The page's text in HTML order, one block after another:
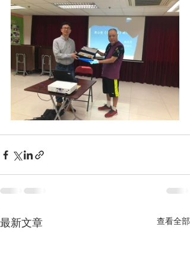
最新文章 查看全部